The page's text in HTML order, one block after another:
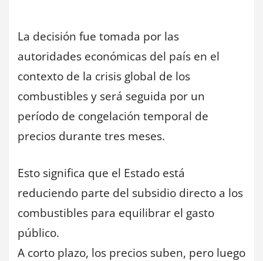
La decisión fue tomada por las
autoridades económicas del país en el
contexto de la crisis global de los
combustibles y será seguida por un
período de congelación temporal de
precios durante tres meses.
Esto significa que el Estado está
reduciendo parte del subsidio directo a los
combustibles para equilibrar el gasto
público.
A corto plazo, los precios suben, pero luego